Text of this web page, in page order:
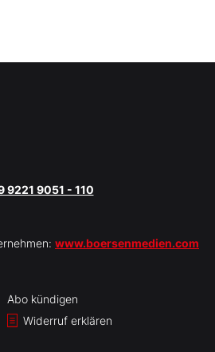
9221 9051 - 110
www.boersenmedien.com
Abo kündigen
Widerruf erklären